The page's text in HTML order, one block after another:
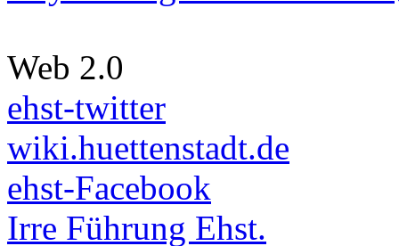
Web 2.0
ehst-twitter
wiki.huettenstadt.de
ehst-Facebook
Irre Führung Ehst.